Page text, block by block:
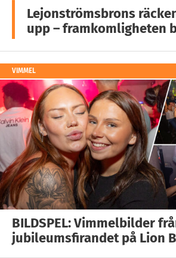
Lejonströmsbrons
upp – framkomligheten
VIMMEL
BILDSPEL: Vimmelbilder
jubileumsfirandet på Lion